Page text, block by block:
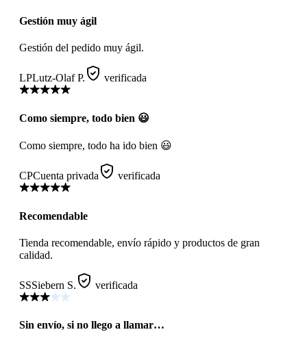
Gestión muy ágil
Gestión del pedido muy ágil.
LPLutz-Olaf P. verificada
Como siempre, todo bien 😃
Como siempre, todo ha ido bien 😃
CPCuenta privada verificada
Recomendable
Tienda recomendable, envío rápido y productos de gran
calidad.
SSSiebern S. verificada
Sin envío, si no llego a llamar…